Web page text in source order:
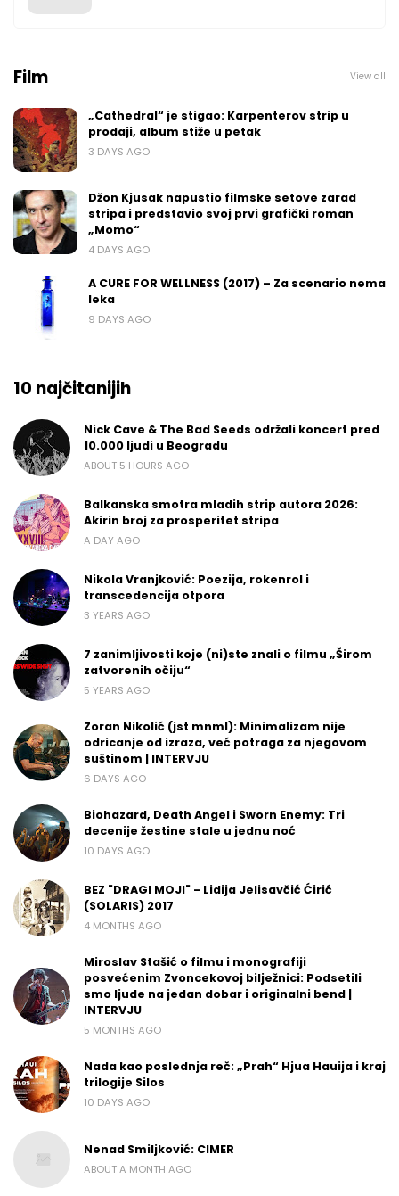
Film View all
„Cathedral“ je stigao: Karpenterov strip u
prodaji, album stiže u petak
3 DAYS AGO
Džon Kjusak napustio filmske setove zarad
stripa i predstavio svoj prvi grafički roman
„Momo“
4 DAYS AGO
A CURE FOR WELLNESS (2017) – Za scenario nema
leka
9 DAYS AGO
10 najčitanijih
Nick Cave & The Bad Seeds održali koncert pred
10.000 ljudi u Beogradu
ABOUT 5 HOURS AGO
Balkanska smotra mladih strip autora 2026:
Akirin broj za prosperitet stripa
A DAY AGO
Nikola Vranjković: Poezija, rokenrol i
transcedencija otpora
3 YEARS AGO
7 zanimljivosti koje (ni)ste znali o filmu „Širom
zatvorenih očiju“
5 YEARS AGO
Zoran Nikolić (jst mnml): Minimalizam nije
odricanje od izraza, već potraga za njegovom
suštinom | INTERVJU
6 DAYS AGO
Biohazard, Death Angel i Sworn Enemy: Tri
decenije žestine stale u jednu noć
10 DAYS AGO
BEZ "DRAGI MOJI" - Lidija Jelisavčić Ćirić
(SOLARIS) 2017
4 MONTHS AGO
Miroslav Stašić o filmu i monografiji
posvećenim Zvoncekovoj bilježnici: Podsetili
smo ljude na jedan dobar i originalni bend |
INTERVJU
5 MONTHS AGO
Nada kao poslednja reč: „Prah“ Hjua Hauija i kraj
trilogije Silos
10 DAYS AGO
Nenad Smiljković: CIMER
ABOUT A MONTH AGO